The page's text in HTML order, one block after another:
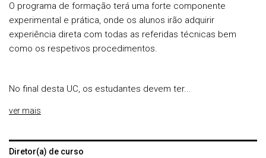
O programa de formação terá uma forte componente
experimental e prática, onde os alunos irão adquirir
experiência direta com todas as referidas técnicas bem
como os respetivos procedimentos.
No final desta UC, os estudantes devem ter...
ver mais
Diretor(a) de curso